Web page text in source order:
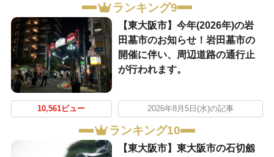
ランキング9
【東大阪市】今年(2026年)の岩
田墓市のお知らせ！岩田墓市の
開催に伴い、周辺道路の通行止
が行われます。
10,561ビュー 2026年8月5日(水)の記事
ランキング10
【東大阪市】東大阪市の石切劔